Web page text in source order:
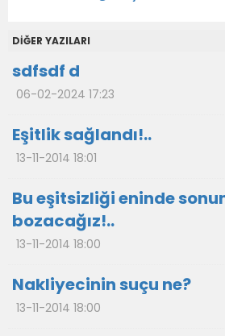
DİĞER YAZILARI
sdfsdf d
06-02-2024 17:23
Eşitlik sağlandı!..
13-11-2014 18:01
Bu eşitsizliği eninde
bozacağız!..
13-11-2014 18:00
Nakliyecinin suçu ne?
13-11-2014 18:00